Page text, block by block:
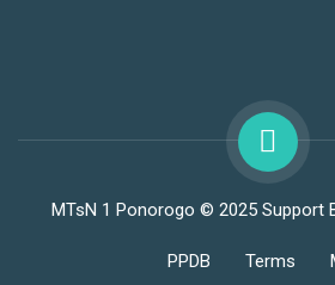
MTsN 1 Ponorogo © 2025 Support
PPDB Terms